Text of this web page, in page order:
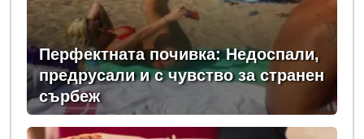
Перфектната почивка: Недоспали,
предрусали и с чувство за странен
сърбеж